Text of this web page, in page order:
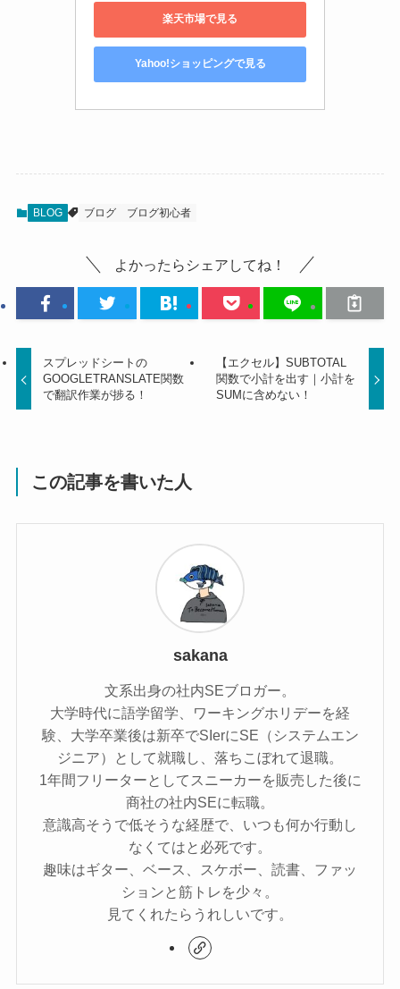
楽天市場で見る
Yahoo!ショッピングで見る
BLOG ブログ ブログ初心者
よかったらシェアしてね！
スプレッドシートの
GOOGLETRANSLATE関数
で翻訳作業が捗る！
【エクセル】SUBTOTAL
関数で小計を出す｜小計を
SUMに含めない！
この記事を書いた人
sakana
文系出身の社内SEブロガー。
大学時代に語学留学、ワーキングホリデーを経
験、大学卒業後は新卒でSIerにSE（システムエン
ジニア）として就職し、落ちこぼれて退職。
1年間フリーターとしてスニーカーを販売した後に
商社の社内SEに転職。
意識高そうで低そうな経歴で、いつも何か行動し
なくてはと必死です。
趣味はギター、ベース、スケボー、読書、ファッ
ションと筋トレを少々。
見てくれたらうれしいです。